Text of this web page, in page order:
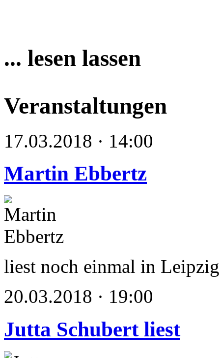
... lesen lassen
Veranstaltungen
17.03.2018 · 14:00
Martin Ebbertz
liest noch einmal in Leipzig
20.03.2018 · 19:00
Jutta Schubert liest